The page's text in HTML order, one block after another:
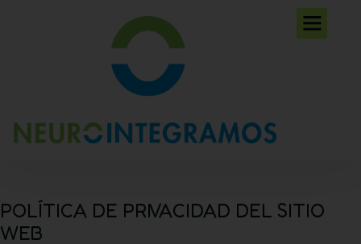
POLÍTICA DE PRIVACIDAD DEL SITIO
WEB